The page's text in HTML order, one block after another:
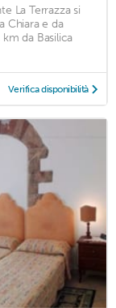
La Terrazza si
Chiara e da
da Basilica
Verifica disponibilità